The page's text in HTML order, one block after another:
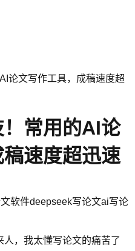
论文写作工具，成稿速度超
常用的AI论
速度超迅速
软件deepseek写论文ai写论
，我太懂写论文的痛苦了